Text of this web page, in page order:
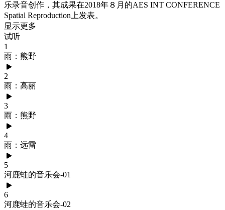
乐录音创作，其成果在2018年８月的AES INT CONFERENCE
Spatial Reproduction上发表。
显示更多
试听
1
雨：熊野
2
雨：高丽
3
雨：熊野
4
雨：远雷
5
河鹿蛙的音乐会-01
6
河鹿蛙的音乐会-02